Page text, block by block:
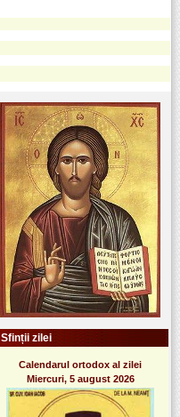
Sfinții zilei
Calendarul ortodox al zilei
Miercuri, 5 august 2026